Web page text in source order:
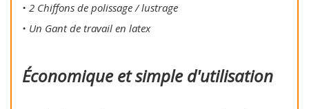
• 2 Chiffons de polissage / lustrage
• Un Gant de travail en latex
Économique et simple d'utilisation